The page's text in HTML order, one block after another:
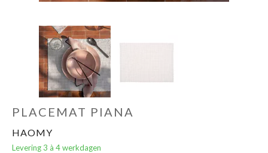
PLACEMAT PIANA
HAOMY
Levering 3 à 4 werkdagen